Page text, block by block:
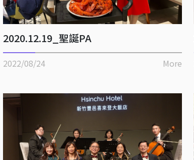
2020.12.19_聖誕PA
2022/08/24 More